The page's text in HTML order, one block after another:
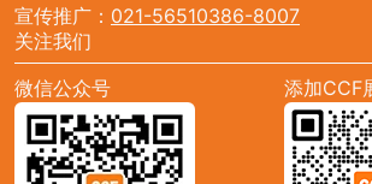
宣传推广： 021-56510386-8007
关注我们
微信公众号
添加CCF